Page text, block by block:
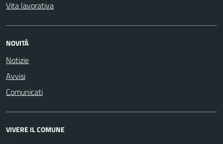
Vita lavorativa
NOVITÀ
Notizie
Avvisi
Comunicati
VIVERE IL COMUNE